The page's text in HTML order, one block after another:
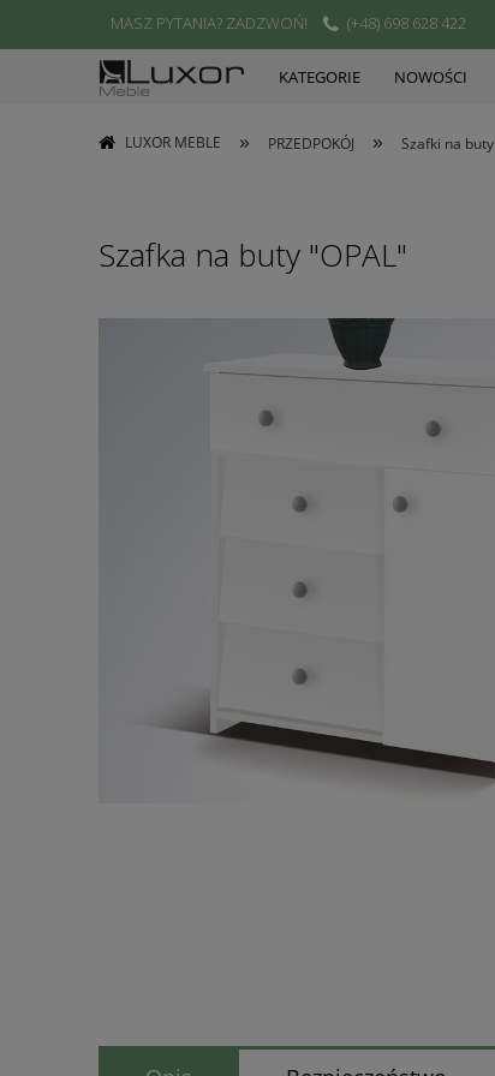
MASZ PYTANIA? ZADZWOŃ! (+48) 698 628 422
KATEGORIE NOWOŚCI
LUXOR MEBLE » PRZEDPOKÓJ » Szafki na buty
Szafka na buty "OPAL"